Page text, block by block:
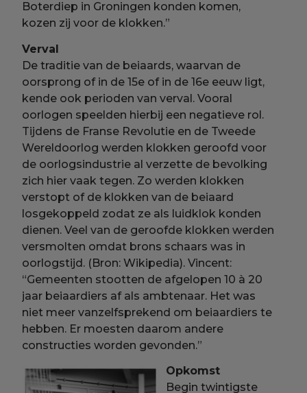
Boterdiep in Groningen konden komen,
kozen zij voor de klokken.”
Verval
De traditie van de beiaards, waarvan de
oorsprong of in de 15e of in de 16e eeuw ligt,
kende ook perioden van verval. Vooral
oorlogen speelden hierbij een negatieve rol.
Tijdens de Franse Revolutie en de Tweede
Wereldoorlog werden klokken geroofd voor
de oorlogsindustrie al verzette de bevolking
zich hier vaak tegen. Zo werden klokken
verstopt of de klokken van de beiaard
losgekoppeld zodat ze als luidklok konden
dienen. Veel van de geroofde klokken werden
versmolten omdat brons schaars was in
oorlogstijd. (Bron: Wikipedia). Vincent:
“Gemeenten stootten de afgelopen 10 à 20
jaar beiaardiers af als ambtenaar. Het was
niet meer vanzelfsprekend om beiaardiers te
hebben. Er moesten daarom andere
constructies worden gevonden.”
Opkomst
Begin twintigste